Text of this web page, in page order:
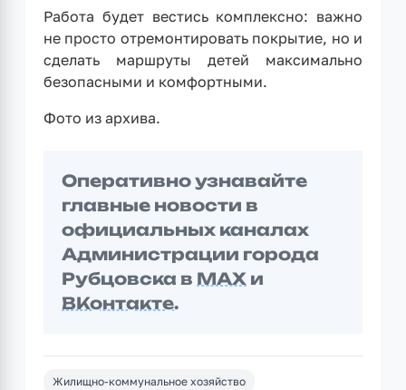
Работа будет вестись комплексно: важно
не просто отремонтировать покрытие, но и
сделать маршруты детей максимально
безопасными и комфортными.
Фото из архива.
Оперативно узнавайте
главные новости в
официальных каналах
Администрации города
Рубцовска в MAX и
ВКонтакте.
Жилищно-коммунальное хозяйство